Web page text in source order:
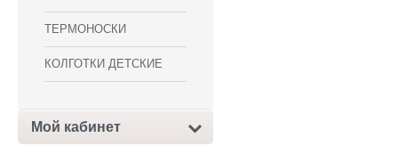
ТЕРМОНОСКИ
КОЛГОТКИ ДЕТСКИЕ
Мой кабинет